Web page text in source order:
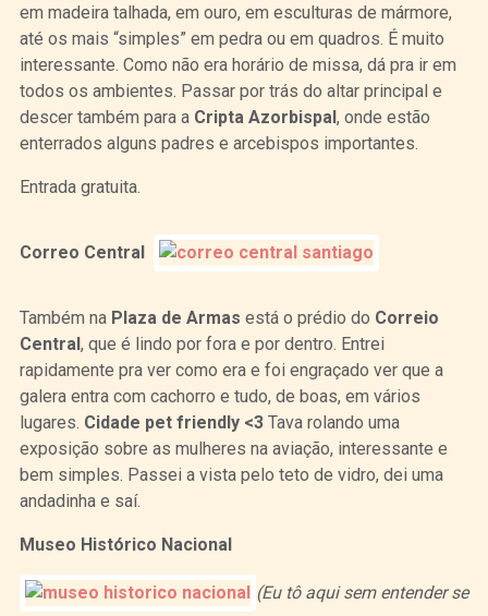
em madeira talhada, em ouro, em esculturas de mármore,
até os mais “simples” em pedra ou em quadros. É muito
interessante. Como não era horário de missa, dá pra ir em
todos os ambientes. Passar por trás do altar principal e
descer também para a Cripta Azorbispal, onde estão
enterrados alguns padres e arcebispos importantes.
Entrada gratuita.
Correo Central
Também na Plaza de Armas está o prédio do Correio
Central, que é lindo por fora e por dentro. Entrei
rapidamente pra ver como era e foi engraçado ver que a
galera entra com cachorro e tudo, de boas, em vários
lugares. Cidade pet friendly <3Tava rolando uma
exposição sobre as mulheres na aviação, interessante e
bem simples. Passei a vista pelo teto de vidro, dei uma
andadinha e saí.
Museo Histórico Nacional
(Eu tô aqui sem entender se